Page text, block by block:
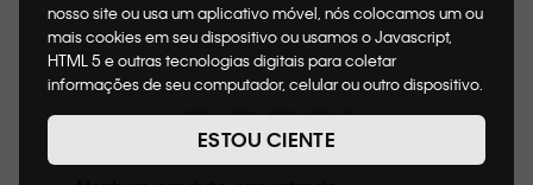
nosso site ou usa um aplicativo móvel, nós colocamos um ou
mais cookies em seu dispositivo ou usamos o Javascript,
HTML 5 e outras tecnologias digitais para coletar
informações de seu computador, celular ou outro dispositivo.
de cookies, informaremos quais cookies usaremos e quais
suas funções. A forma como processamos os dados
ESTOU CIENTE
OOPS!